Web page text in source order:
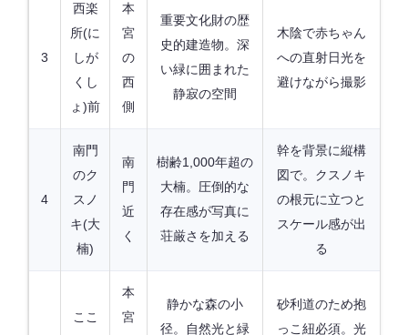
3
西楽
所(に
しが
くし
ょ)前
本
宮
の
西
側
重要文化財の歴
史的建造物。深
い緑に囲まれた
静寂の空間
木陰で赤ちゃん
への直射日光を
避けながら撮影
4
南門
のク
スノ
キ(大
楠)
南
門
近
く
樹齢1,000年超の
大楠。圧倒的な
存在感が写真に
荘厳さを加える
幹を背景に縦構
図で。クスノキ
の根元に立つと
スケール感が出
る
ここ
本
宮
静かな森の小
径。自然光と緑
砂利道のため抱
っこ紐必須。光